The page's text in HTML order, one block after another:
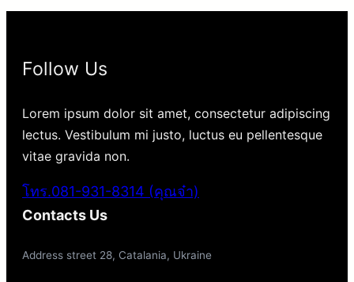
Follow Us
Lorem ipsum dolor sit amet, consectetur adipiscing
lectus. Vestibulum mi justo, luctus eu pellentesque
vitae gravida non.
โทร.081-931-8314 (คุณจ๋า)
Contacts Us
Address street 28, Catalania, Ukraine